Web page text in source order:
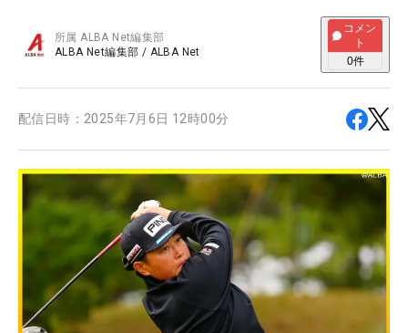
所属ALBA Net編集部
ALBA Net編集部 / ALBA Net
コメン
ト
0件
配信日時： 2025年7月6日 12時00分